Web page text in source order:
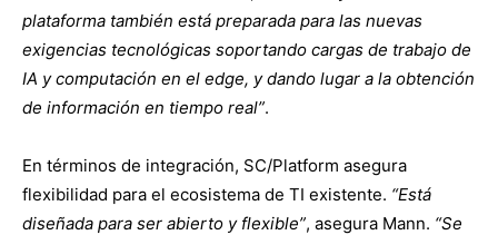
plataforma también está preparada para las nuevas
exigencias tecnológicas soportando cargas de trabajo de
IA y computación en el edge, y dando lugar a la obtención
de información en tiempo real”.
En términos de integración, SC/Platform asegura
flexibilidad para el ecosistema de TI existente. “Está
diseñada para ser abierto y flexible”, asegura Mann. “Se